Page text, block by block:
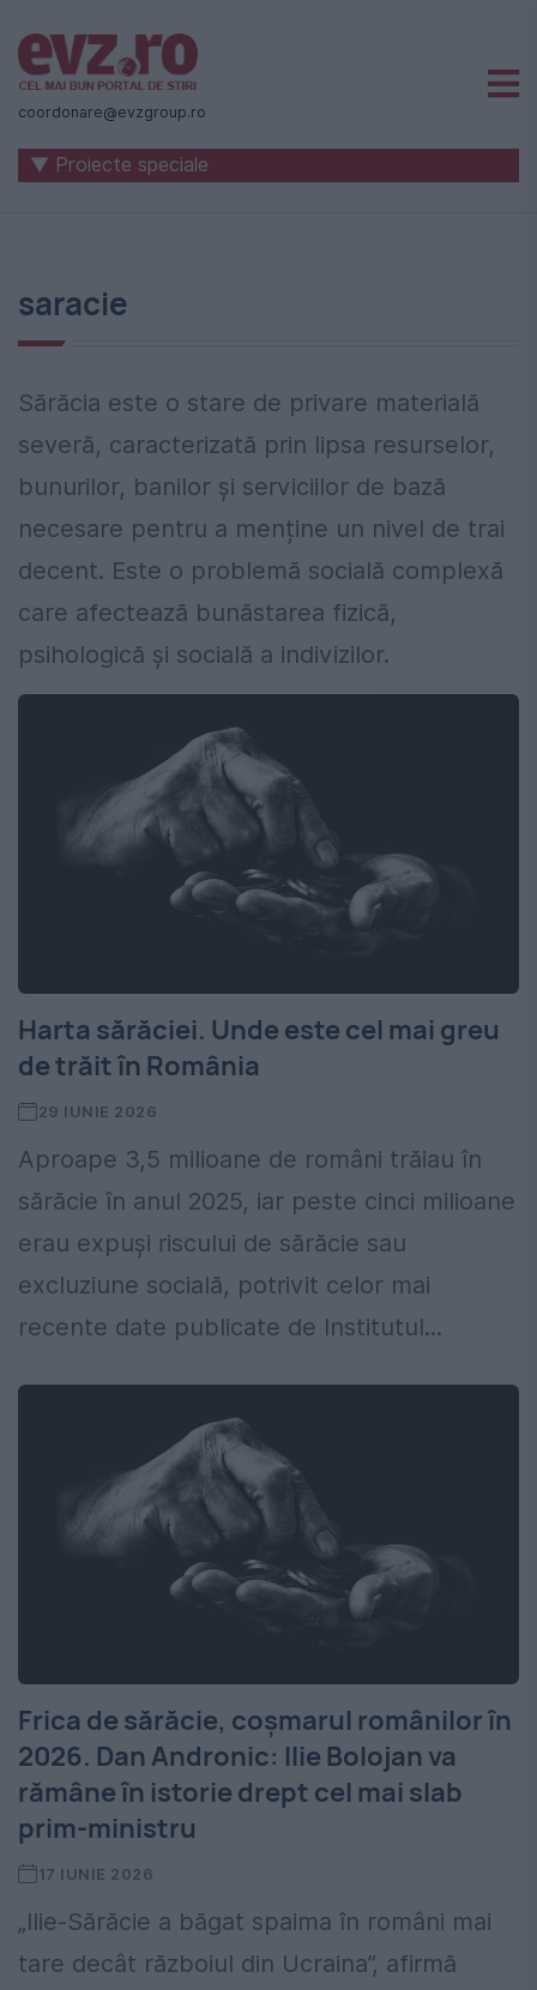
Știri
naționale
internaționale
-
Evenimentul
Zilei
coordonare@evzgroup.ro
▼ Proiecte speciale
saracie
Sărăcia este o stare de privare materială
severă, caracterizată prin lipsa resurselor,
bunurilor, banilor și serviciilor de bază
necesare pentru a menține un nivel de trai
decent. Este o problemă socială complexă
care afectează bunăstarea fizică,
psihologică și socială a indivizilor.
Harta sărăciei. Unde este cel mai greu
de trăit în România
29 IUNIE 2026
Aproape 3,5 milioane de români trăiau în
sărăcie în anul 2025, iar peste cinci milioane
erau expuși riscului de sărăcie sau
excluziune socială, potrivit celor mai
recente date publicate de Institutul...
Frica de sărăcie, coșmarul românilor în
2026. Dan Andronic: Ilie Bolojan va
rămâne în istorie drept cel mai slab
prim-ministru
17 IUNIE 2026
„Ilie-Sărăcie a băgat spaima în români mai
tare decât războiul din Ucraina”, afirmă